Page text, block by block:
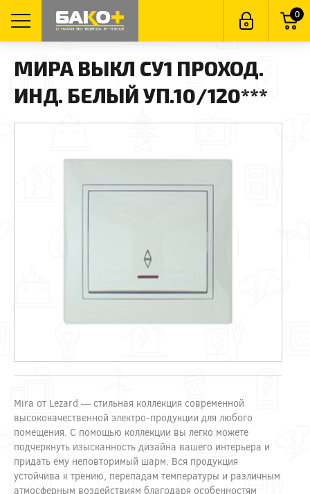
0
МИРА ВЫКЛ СУ1 ПРОХОД.
ИНД. БЕЛЫЙ УП.10/120***
Mira от Lezard — стильная коллекция современной
высококачественной электро-продукции для любого
помещения. С помощью коллекции вы легко можете
подчеркнуть изысканность дизайна вашего интерьера и
придать ему неповторимый шарм. Вся продукция
устойчива к трению, перепадам температуры и различным
атмосферным воздействиям благодаря особенностям